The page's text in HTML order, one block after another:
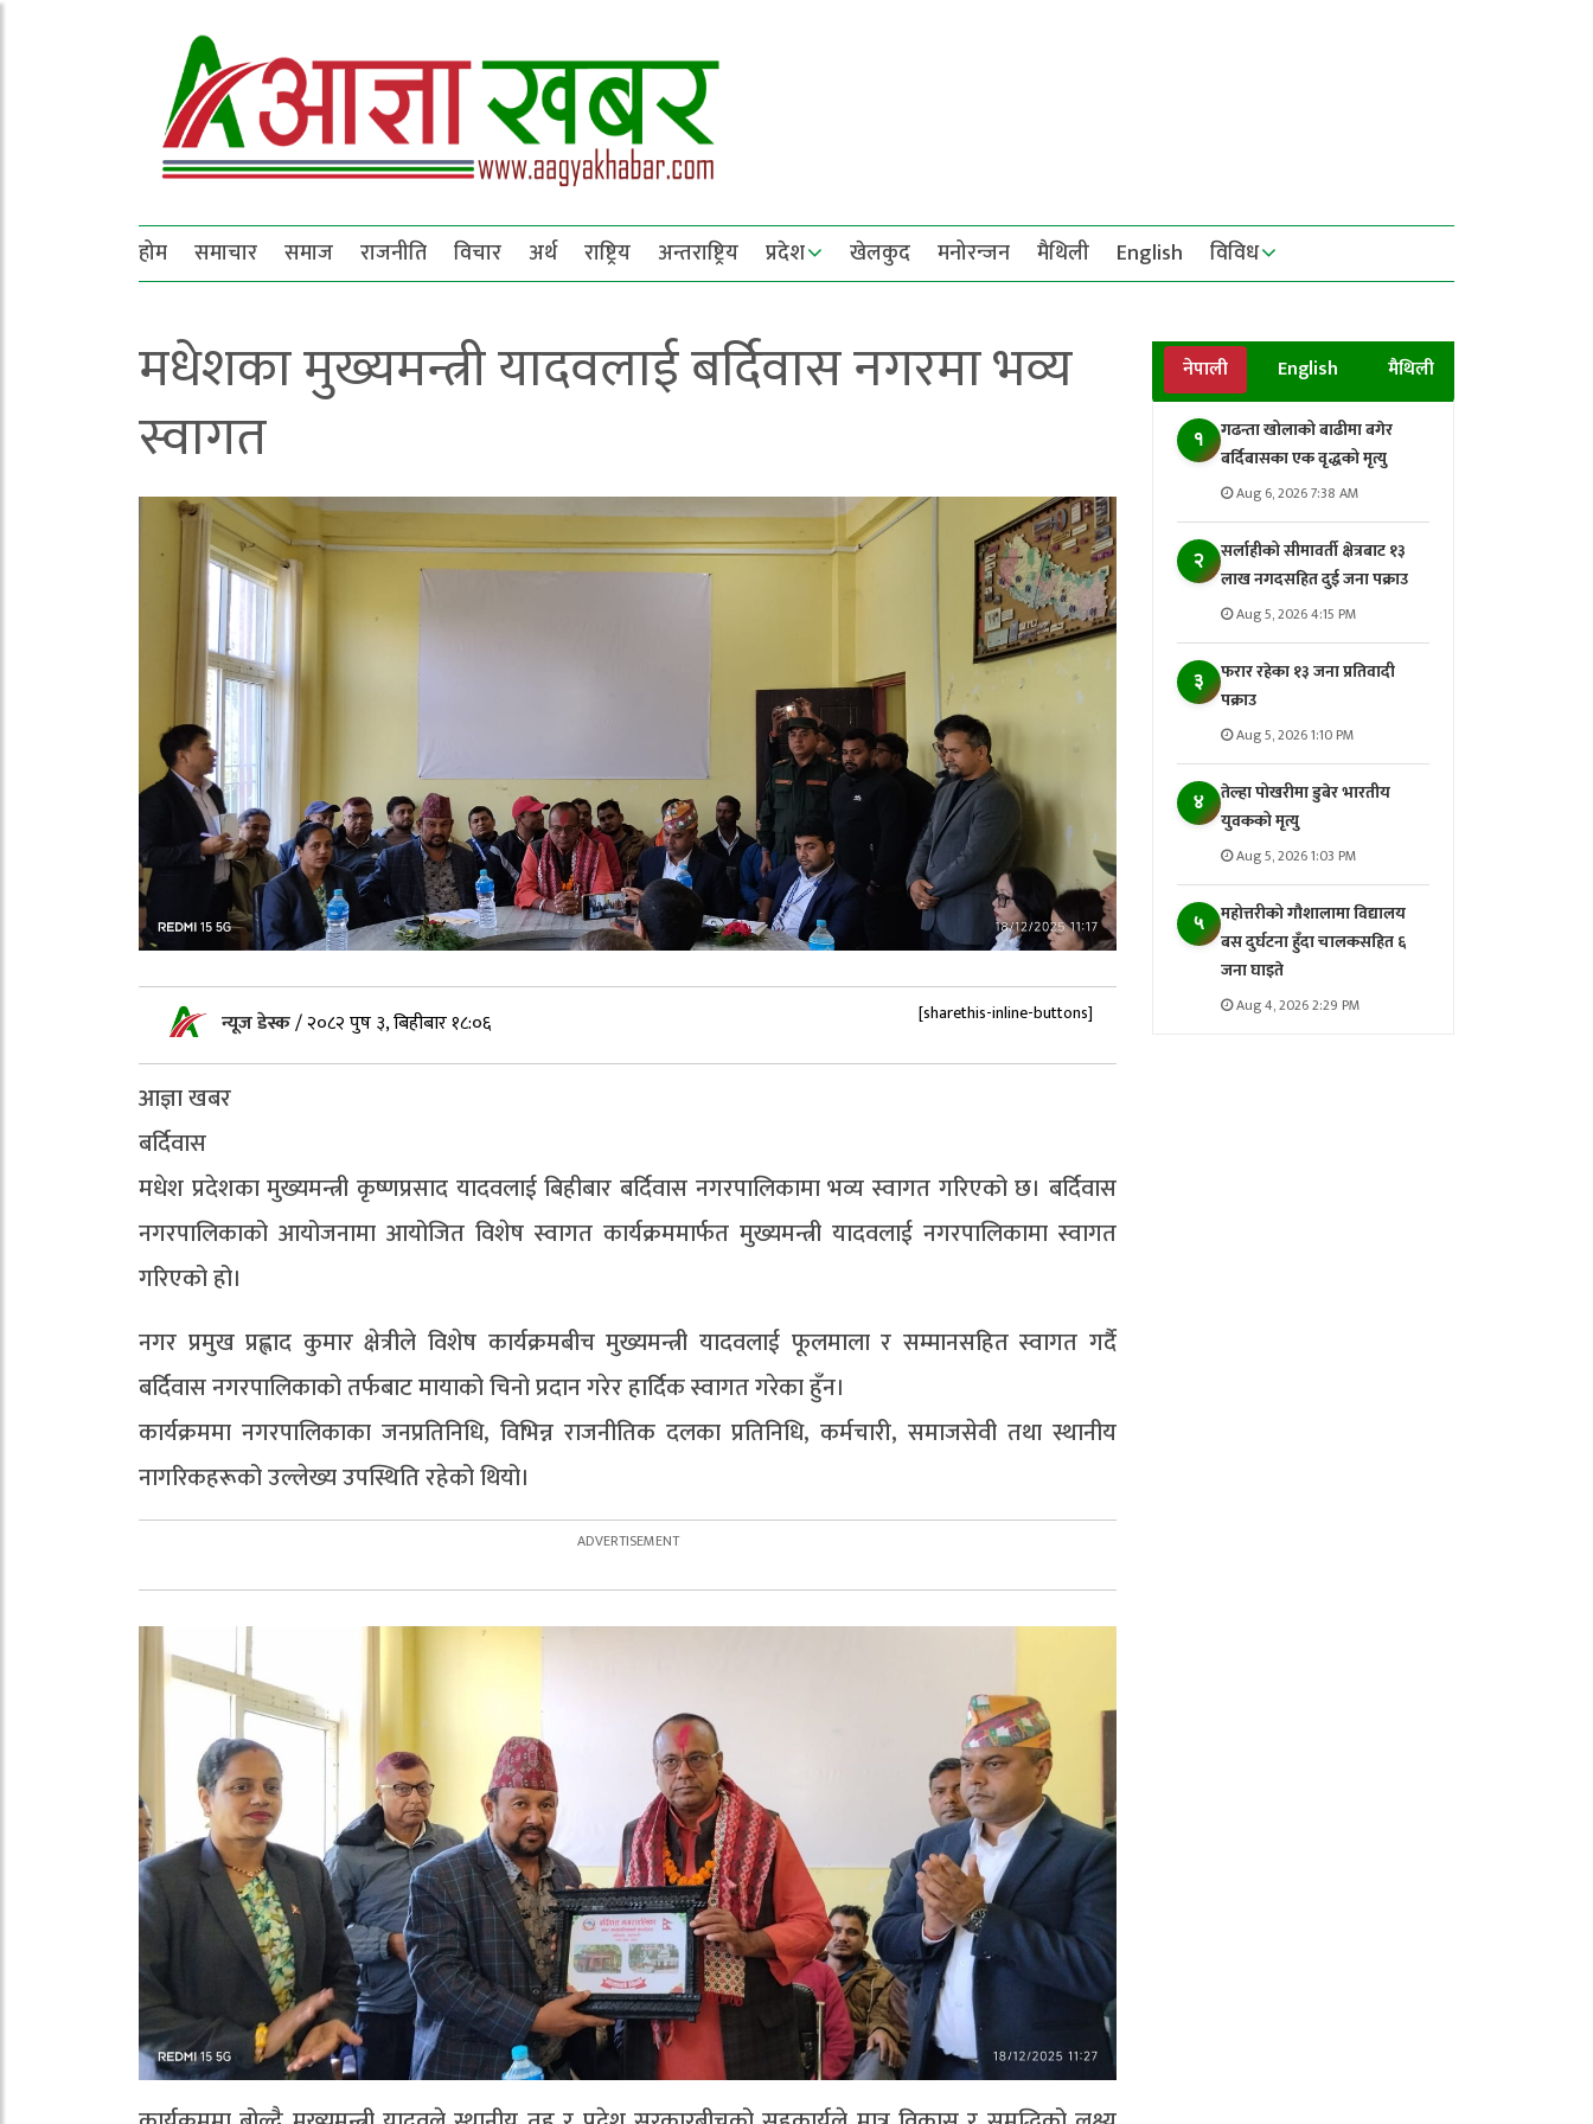
होम समाचार समाज राजनीति विचार अर्थ राष्ट्रिय अन्तराष्ट्रिय प्रदेश खेलकुद मनोरन्जन मैथिली English विविध
मधेशका मुख्यमन्त्री यादवलाई बर्दिवास नगरमा भव्य
स्वागत
न्यूज डेस्क/२०८२ पुष ३, बिहीबार १८:०६ [sharethis-inline-buttons]
आज्ञा खबर
बर्दिवास
मधेश प्रदेशका मुख्यमन्त्री कृष्णप्रसाद यादवलाई बिहीबार बर्दिवास नगरपालिकामा भव्य स्वागत गरिएको छ। बर्दिवास
नगरपालिकाको आयोजनामा आयोजित विशेष स्वागत कार्यक्रममार्फत मुख्यमन्त्री यादवलाई नगरपालिकामा स्वागत
गरिएको हो।
नगर प्रमुख प्रह्लाद कुमार क्षेत्रीले विशेष कार्यक्रमबीच मुख्यमन्त्री यादवलाई फूलमाला र सम्मानसहित स्वागत गर्दै
बर्दिवास नगरपालिकाको तर्फबाट मायाको चिनो प्रदान गरेर हार्दिक स्वागत गरेका हुँन।
कार्यक्रममा नगरपालिकाका जनप्रतिनिधि, विभिन्न राजनीतिक दलका प्रतिनिधि, कर्मचारी, समाजसेवी तथा स्थानीय
नागरिकहरूको उल्लेख्य उपस्थिति रहेको थियो।
नेपाली English मैथिली
१
गढन्ता खोलाको बाढीमा बगेर
बर्दिबासका एक वृद्धको मृत्यु
Aug 6, 2026 7:38 AM
२
सर्लाहीको सीमावर्ती क्षेत्रबाट १३
लाख नगदसहित दुई जना पक्राउ
Aug 5, 2026 4:15 PM
३
फरार रहेका १३ जना प्रतिवादी
पक्राउ
Aug 5, 2026 1:10 PM
४
तेल्हा पोखरीमा डुबेर भारतीय
युवकको मृत्यु
Aug 5, 2026 1:03 PM
५
महोत्तरीको गौशालामा विद्यालय
बस दुर्घटना हुँदा चालकसहित ६
जना घाइते
Aug 4, 2026 2:29 PM